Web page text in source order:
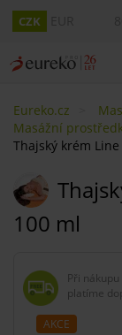
CZK
Eureko.cz
Masážní
Thajský krém
100 ml
Při nákupu
platíme
AKCE